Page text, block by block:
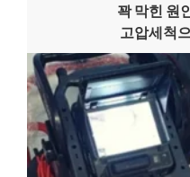
꽉 막힌 원
고압세척